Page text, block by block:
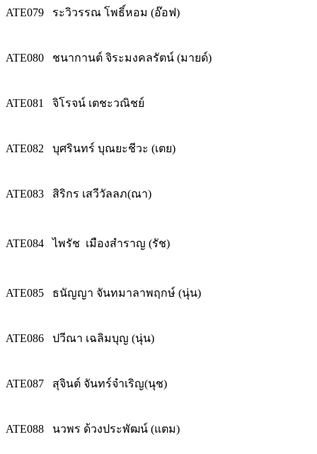
ATE079 ระวิวรรณ โพธิ์หอม (อ๊อฟ)
ATE080 ชนากานต์ จิระมงคลรัตน์ (มายด์)
ATE081 จิโรจน์ เตชะวณิชย์
ATE082 บุศรินทร์ บุณยะชีวะ (เตย)
ATE083 สิริกร เสวีวัลลภ(ณา)
ATE084 ไพรัช เมืองสำราญ (รัช)
ATE085 ธนัญญา จันทมาลาพฤกษ์ (นุ่น)
ATE086 ปวีณา เฉลิมบุญ (นุ่น)
ATE087 สุจินต์ จันทร์จำเริญ(นุช)
ATE088 นวพร ด้วงประพัฒน์ (แตม)